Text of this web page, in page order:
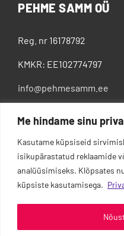
Me hindame sinu
Kasutame küpsiseid
isikupärastatud reklaamide
analüüsimiseks. Klõpsates
küpsiste kasutamisega.
PEHME SAMM OÜ
Reg. nr 16178792
KMKR: EE102774797
info@pehmesamm.ee